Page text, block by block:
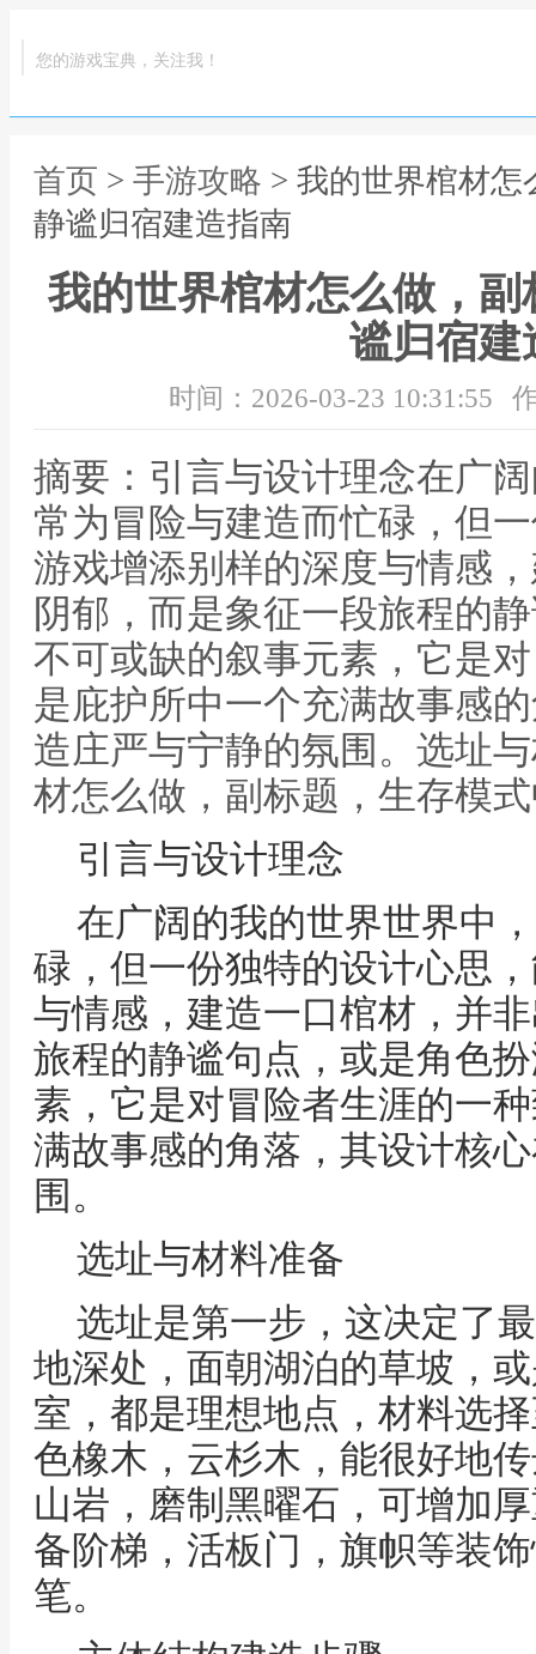
您的游戏宝典，关注我！
首页 > 手游攻略 > 我的世界棺材
静谧归宿建造指南
我的世界棺材怎么做，
谧归宿建
时间：2026-03-23 10:31:55
摘要：引言与设计理念在广
常为冒险与建造而忙碌，但
游戏增添别样的深度与情感
阴郁，而是象征一段旅程的
不可或缺的叙事元素，它是
是庇护所中一个充满故事感
造庄严与宁静的氛围。选址
材怎么做，副标题，生存模
引言与设计理念
在广阔的我的世界世界中
碌，但一份独特的设计心思
与情感，建造一口棺材，并
旅程的静谧句点，或是角色
素，它是对冒险者生涯的一
满故事感的角落，其设计核
围。
选址与材料准备
选址是第一步，这决定了
地深处，面朝湖泊的草坡，
室，都是理想地点，材料选
色橡木，云杉木，能很好地
山岩，磨制黑曜石，可增加
备阶梯，活板门，旗帜等装
笔。